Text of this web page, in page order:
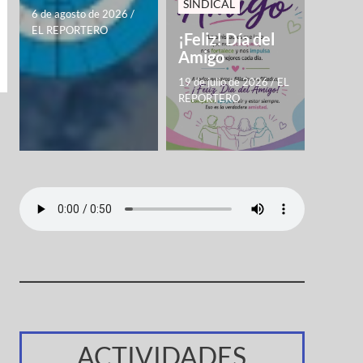
6 de agosto de 2026/
EL REPORTERO
SINDICAL
¡Feliz! Día del
Amigo
19 de julio de 2026/EL
REPORTERO
ACTIVIDADES